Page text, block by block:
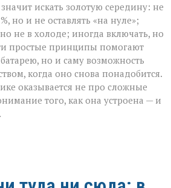
искать золотую середину: не
но и не оставлять «на нуле»;
не в холоде; иногда включать, но
простые принципы помогают
но и саму возможность
когда оно снова понадобится.
оказывается не про сложные
того, как она устроена — и